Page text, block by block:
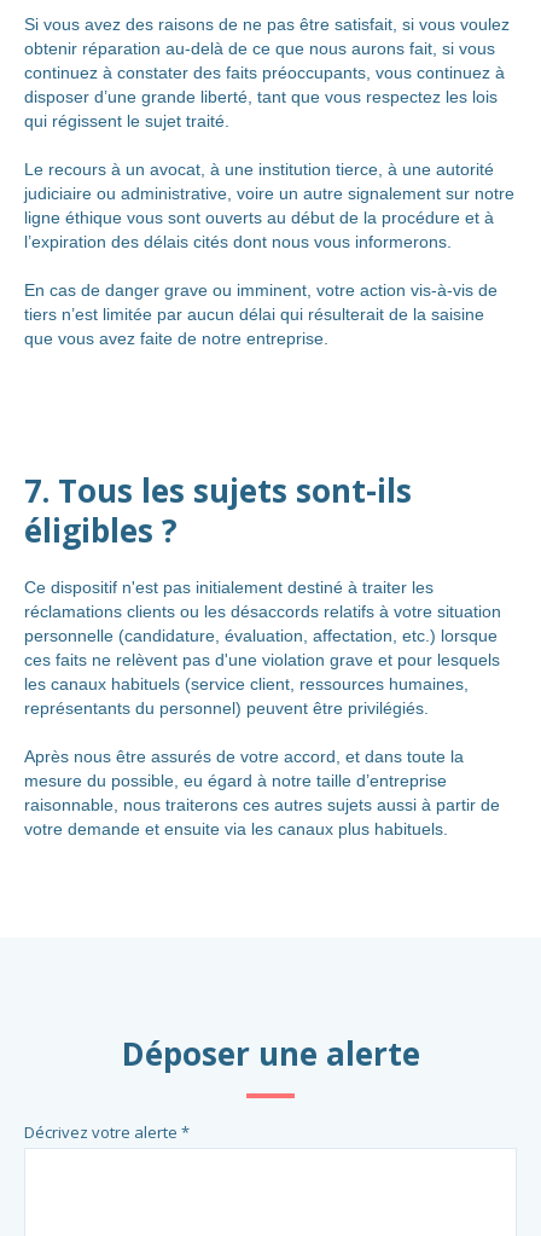
Si vous avez des raisons de ne pas être satisfait, si vous voulez
obtenir réparation au-delà de ce que nous aurons fait, si vous
continuez à constater des faits préoccupants, vous continuez à
disposer d’une grande liberté, tant que vous respectez les lois
qui régissent le sujet traité.
Le recours à un avocat, à une institution tierce, à une autorité
judiciaire ou administrative, voire un autre signalement sur notre
ligne éthique vous sont ouverts au début de la procédure et à
l’expiration des délais cités dont nous vous informerons.
En cas de danger grave ou imminent, votre action vis-à-vis de
tiers n’est limitée par aucun délai qui résulterait de la saisine
que vous avez faite de notre entreprise.
7. Tous les sujets sont-ils
éligibles ?
Ce dispositif n'est pas initialement destiné à traiter les
réclamations clients ou les désaccords relatifs à votre situation
personnelle (candidature, évaluation, affectation, etc.) lorsque
ces faits ne relèvent pas d'une violation grave et pour lesquels
les canaux habituels (service client, ressources humaines,
représentants du personnel) peuvent être privilégiés.
Après nous être assurés de votre accord, et dans toute la
mesure du possible, eu égard à notre taille d’entreprise
raisonnable, nous traiterons ces autres sujets aussi à partir de
votre demande et ensuite via les canaux plus habituels.
Déposer une alerte
Décrivez votre alerte *